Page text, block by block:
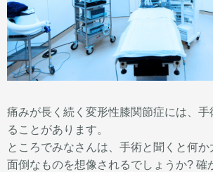
痛みが長く続く変形性膝関節症には、
ることがあります。
ところでみなさんは、手術と聞くと何か
面倒なものを想像されるでしょうか? 確